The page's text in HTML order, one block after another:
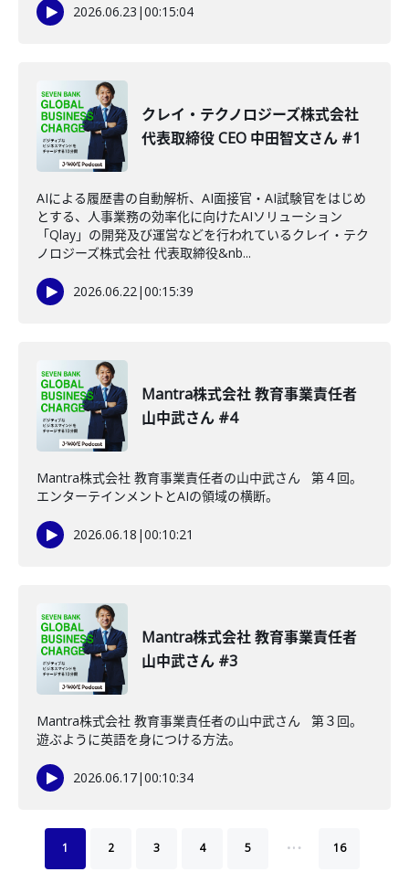
2026.06.23 |00:15:04
クレイ・テクノロジーズ株式会社
代表取締役 CEO 中田智文さん #1
AIによる履歴書の自動解析、AI面接官・AI試験官をはじめ
とする、人事業務の効率化に向けたAIソリューション
「Qlay」の開発及び運営などを行われているクレイ・テク
ノロジーズ株式会社 代表取締役&nb...
2026.06.22|00:15:39
Mantra株式会社 教育事業責任者
山中武さん #4
Mantra株式会社 教育事業責任者の山中武さん 第４回。
エンターテインメントとAIの領域の横断。
2026.06.18 |00:10:21
Mantra株式会社 教育事業責任者
山中武さん #3
Mantra株式会社 教育事業責任者の山中武さん 第３回。
遊ぶように英語を身につける方法。
2026.06.17|00:10:34
1 2 3 4 5 … 16